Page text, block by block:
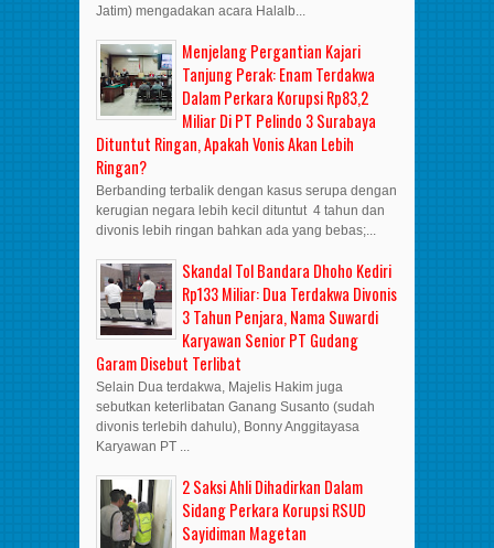
Jatim) mengadakan acara Halalb...
Menjelang Pergantian Kajari
Tanjung Perak: Enam Terdakwa
Dalam Perkara Korupsi Rp83,2
Miliar Di PT Pelindo 3 Surabaya
Dituntut Ringan, Apakah Vonis Akan Lebih
Ringan?
Berbanding terbalik dengan kasus serupa dengan
kerugian negara lebih kecil dituntut 4 tahun dan
divonis lebih ringan bahkan ada yang bebas;...
Skandal Tol Bandara Dhoho Kediri
Rp133 Miliar: Dua Terdakwa Divonis
3 Tahun Penjara, Nama Suwardi
Karyawan Senior PT Gudang
Garam Disebut Terlibat
Selain Dua terdakwa, Majelis Hakim juga
sebutkan keterlibatan Ganang Susanto (sudah
divonis terlebih dahulu), Bonny Anggitayasa
Karyawan PT ...
2 Saksi Ahli Dihadirkan Dalam
Sidang Perkara Korupsi RSUD
Sayidiman Magetan